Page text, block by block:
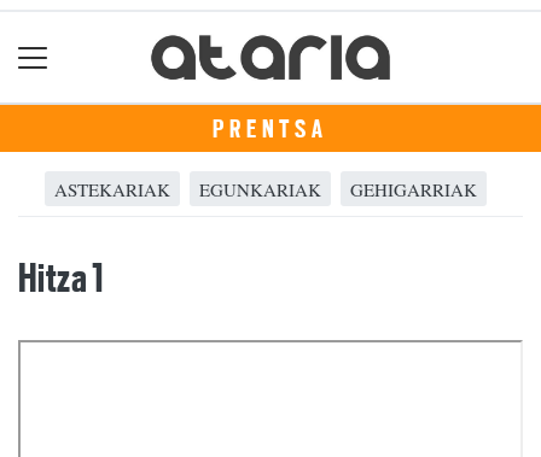
PRENTSA
ASTEKARIAK EGUNKARIAK GEHIGARRIAK
Hitza 1